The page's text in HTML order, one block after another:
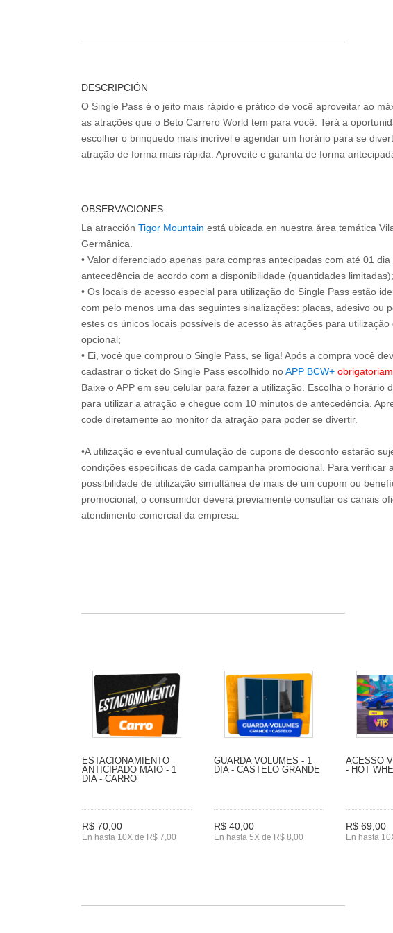
DESCRIPCIÓN
O Single Pass é o jeito mais rápido e prático de você aproveitar ao
as atrações que o Beto Carrero World tem para você. Terá a
escolher o brinquedo mais incrível e agendar um horário para se
atração de forma mais rápida. Aproveite e garanta de forma
OBSERVACIONES
La atracción Tigor Mountain está ubicada en nuestra área temática
Germânica.
• Valor diferenciado apenas para compras antecipadas com até 01 dia
antecedência de acordo com a disponibilidade (quantidades limitadas);
• Os locais de acesso especial para utilização do Single Pass estão
com pelo menos uma das seguintes sinalizações: placas, adesivo ou
estes os únicos locais possíveis de acesso às atrações para utilização
opcional;
• Ei, você que comprou o Single Pass, se liga! Após a compra você
cadastrar o ticket do Single Pass escolhido noAPP BCW+
Baixe o APP em seu celular para fazer a utilização. Escolha o horário
para utilizar a atração e chegue com 10 minutos de antecedência.
code diretamente ao monitor da atração para poder se divertir.
•A utilização e eventual cumulação de cupons de desconto estarão
condições específicas de cada campanha promocional. Para verificar a
possibilidade de utilização simultânea de mais de um cupom ou
promocional, o consumidor deverá previamente consultar os canais
atendimento comercial da empresa.
ESTACIONAMIENTO
ANTICIPADO MAIO - 1
DIA - CARRO
R$ 70,00
En hasta 10X de R$ 7,00
GUARDA VOLUMES - 1
DIA - CASTELO GRANDE
R$ 40,00
En hasta 5X de R$ 8,00
ACESSO
- HOT
R$ 69,00
En hasta